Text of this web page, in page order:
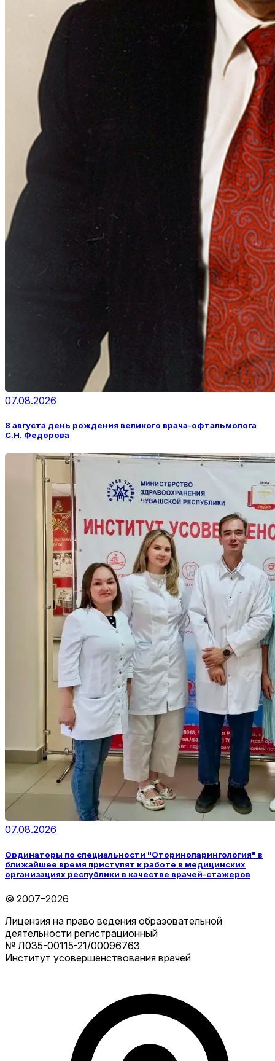
07.08.2026
8 августа день рождения великого врача-офтальмолога
С.Н. Федорова
07.08.2026
Ординаторы по специальности "Оториноларингология" в
ближайшее время приступят к работе в медицинских
организациях республики в качестве врачей-стажеров
© 2007–2026
Лицензия на право ведения образовательной
деятельности регистрационный
№ Л035-00115-21/00096763
Институт усовершенствования врачей